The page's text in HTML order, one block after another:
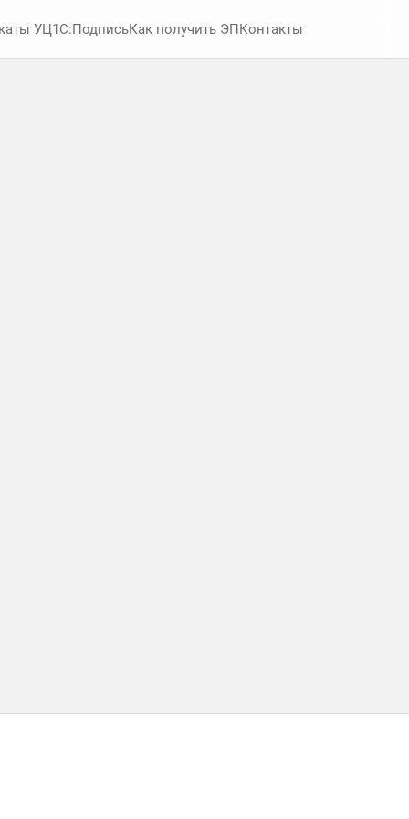
УЦ1С:ПодписьКак получить ЭПКонтакты